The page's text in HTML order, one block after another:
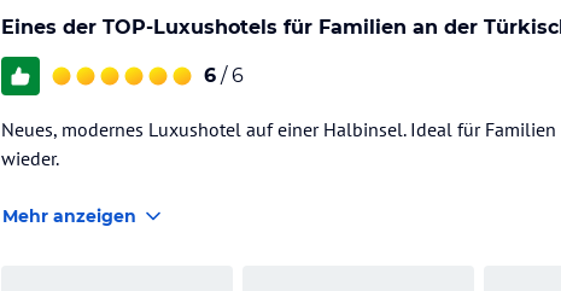
Eines der TOP-Luxushotels für Familien an der
6 / 6
Neues, modernes Luxushotel auf einer Halbinsel. Ideal für
wieder.
Mehr anzeigen